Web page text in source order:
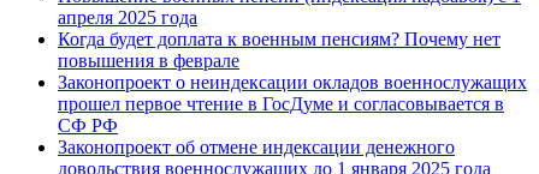
апреля 2025 года
Когда будет доплата к военным пенсиям? Почему нет
повышения в феврале
Законопроект о неиндексации окладов военнослужащих
прошел первое чтение в ГосДуме и согласовывается в
СФ РФ
Законопроект об отмене индексации денежного
довольствия военнослужащих до 1 января 2025 года